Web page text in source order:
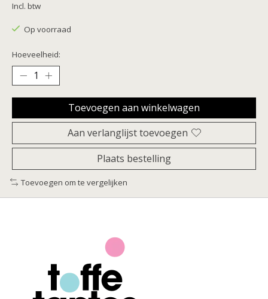
Incl. btw
Op voorraad
Hoeveelheid:
Toevoegen aan winkelwagen
Aan verlanglijst toevoegen
Plaats bestelling
Toevoegen om te vergelijken